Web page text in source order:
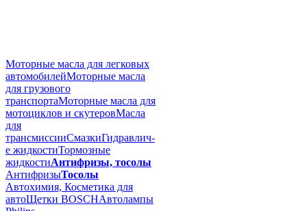
Моторные масла для легковых
автомобилейМоторные масла
для грузового
транспортаМоторные масла для
мотоциклов и скутеровМасла
для
трансмиссииСмазкиГидравлич-
е жидкостиТормозные
жидкостиАнтифризы, тосолы
АнтифризыТосолы
Автохимия, Косметика для
автоЩетки BOSCHАвтолампы